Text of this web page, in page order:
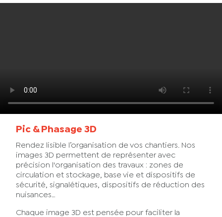
Pic & Phasage 3D
Rendez lisible l’organisation de vos chantiers. Nos
images 3D permettent de représenter avec
précision l'organisation des travaux : zones de
circulation et stockage, base vie et dispositifs de
sécurité, signalétiques, dispositifs de réduction des
nuisances…
Chaque image 3D est pensée pour faciliter la